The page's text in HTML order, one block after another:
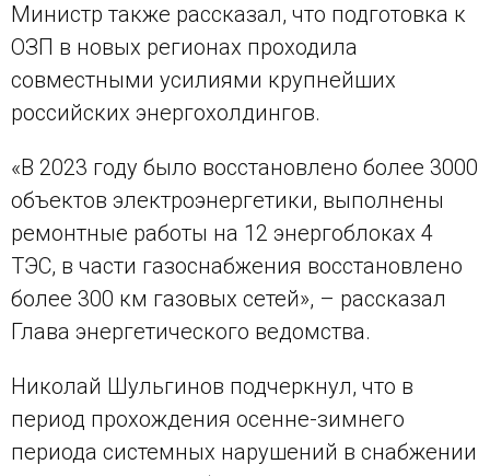
Министр также рассказал, что подготовка к
ОЗП в новых регионах проходила
совместными усилиями крупнейших
российских энергохолдингов.
«В 2023 году было восстановлено более 3000
объектов электроэнергетики, выполнены
ремонтные работы на 12 энергоблоках 4
ТЭС, в части газоснабжения восстановлено
более 300 км газовых сетей», – рассказал
Глава энергетического ведомства.
Николай Шульгинов подчеркнул, что в
период прохождения осенне-зимнего
периода системных нарушений в снабжении